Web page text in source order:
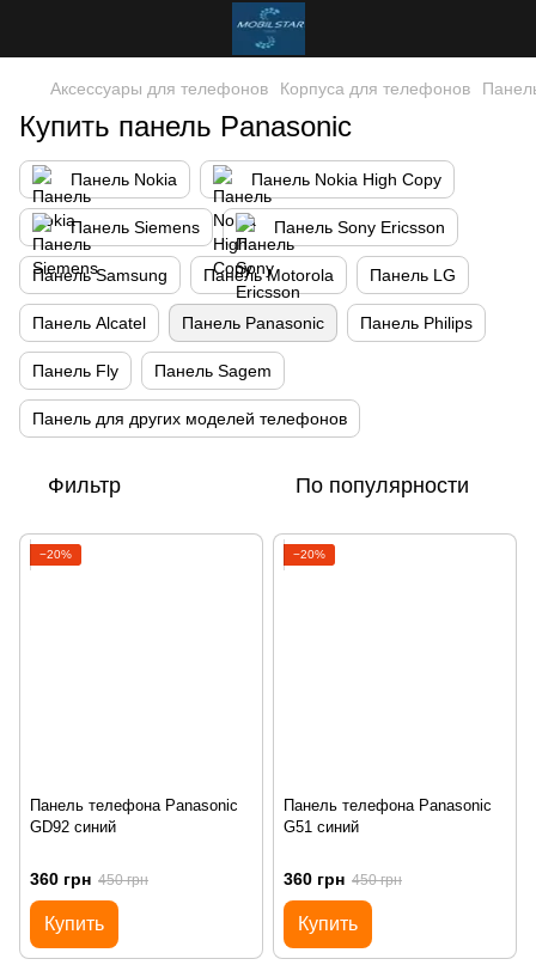
Аксессуары для телефонов Корпуса для телефонов
Купить панель Panasonic
Панель Nokia Панель Nokia High Copy
Панель Siemens Панель Sony Ericsson
Панель Samsung Панель Motorola Панель LG
Панель Alcatel Панель Panasonic Панель Philips
Панель Fly Панель Sagem
Панель для других моделей телефонов
Фильтр По популярности
−20%
Панель телефона Panasonic
GD92 синий
360 грн 450 грн
Купить
−20%
Панель телефона Panasonic
G51 синий
360 грн 450 грн
Купить